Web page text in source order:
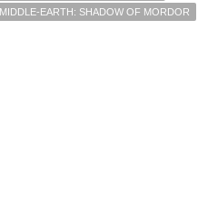
MIDDLE-EARTH: SHADOW OF MORDOR